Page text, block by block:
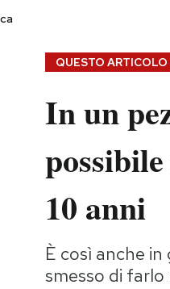
Consumismi
Storie/Idee
QUESTO ARTICOLO
In un
10 anni
È così anche
smesso di